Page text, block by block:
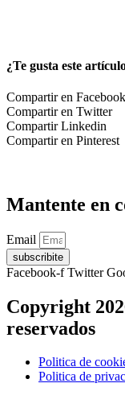
¿Te gusta este
Compartir en Facebook
Compartir en Twitter
Compartir Linkedin
Compartir en Pinterest
Mantente en
Email
subscribite
Facebook-f Twitter
Copyright
reservados
Politica de
Politica de